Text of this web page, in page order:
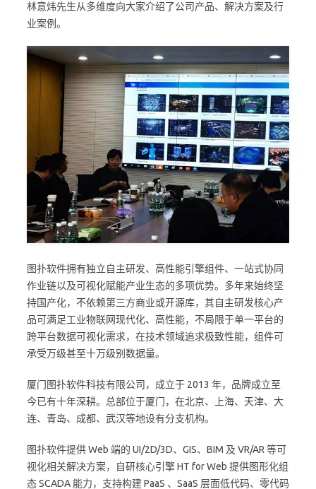
林意炜先生从多维度向大家介绍了公司产品、解决方案及行
业案例。
图扑软件拥有独立自主研发、高性能引擎组件、一站式协同
作业链以及可视化赋能产业生态的多项优势。多年来始终坚
持国产化，不依赖第三方商业或开源库，其自主研发核心产
品可满足工业物联网现代化、高性能，不局限于单一平台的
跨平台数据可视化需求，在技术领域追求极致性能，组件可
承受万级甚至十万级别数据量。
厦门图扑软件科技有限公司，成立于 2013 年，品牌成立至
今已有十年深耕。总部位于厦门，在北京、上海、天津、大
连、青岛、成都、武汉等地设有分支机构。
图扑软件提供 Web 端的 UI/2D/3D、GIS、BIM 及 VR/AR 等可
视化相关解决方案，自研核心引擎 HT for Web 提供图形化组
态 SCADA 能力，支持构建 PaaS 、SaaS 层面低代码、零代码